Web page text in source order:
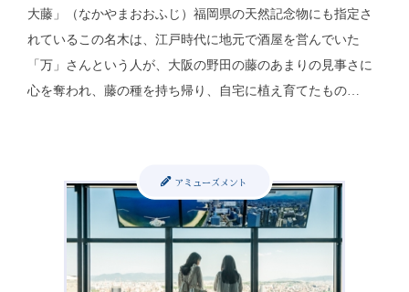
大藤」（なかやまおおふじ）福岡県の天然記念物にも指定さ
れているこの名木は、江戸時代に地元で酒屋を営んでいた
「万」さんという人が、大阪の野田の藤のあまりの見事さに
心を奪われ、藤の種を持ち帰り、自宅に植え育てたもの…
アミューズメント